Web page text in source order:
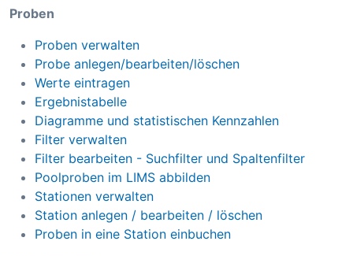
Proben
Proben verwalten
Probe anlegen/bearbeiten/löschen
Werte eintragen
Ergebnistabelle
Diagramme und statistischen Kennzahlen
Filter verwalten
Filter bearbeiten - Suchfilter und Spaltenfilter
Poolproben im LIMS abbilden
Stationen verwalten
Station anlegen / bearbeiten / löschen
Proben in eine Station einbuchen